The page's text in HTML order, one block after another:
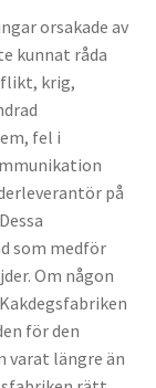
orsakade av
kunnat råda
krig,
fel i
på
som medför
Om någon
för den
varat längre än